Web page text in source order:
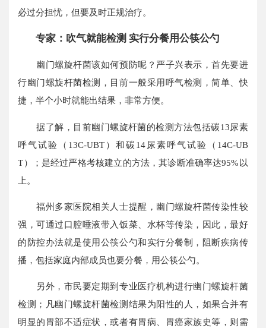
必过分担忧，但要及时正规治疗。
专家：吹气就能检测 实行分餐用公筷公勺
幽门螺旋杆菌该如何预防呢？严子兴表示，首先要进
行幽门螺旋杆菌检测，目前一般采用呼气检测，简单、快
捷，半个小时就能出结果，非常方便。
据了解，目前幽门螺旋杆菌的检测方法包括碳13尿素
呼气试验（13C-UBT）和碳14尿素呼气试验（14C-UB
T）；是经过严格考核建立的方法，其诊断准确率达95%以
上。
福州多家医院相关人士提醒，幽门螺旋杆菌传染性较
强，可通过口腔唾液带入饭菜、水杯等传染，因此，最好
的防控办法就是使用公筷公勺和实行分餐制，阻断疾病传
播，包括家庭内部成员也要分餐，用公筷公勺。
另外，市民要定期到专业医疗机构进行幽门螺旋杆菌
检测；凡幽门螺旋杆菌检测结果为阳性的人，如果合并有
明显的胃部不适症状，或者有胃病、胃癌家族史等，则需